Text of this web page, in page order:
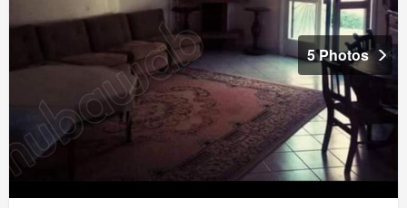
5 Photos